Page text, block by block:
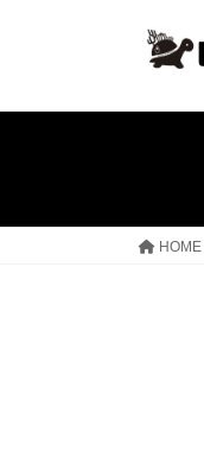
HOME